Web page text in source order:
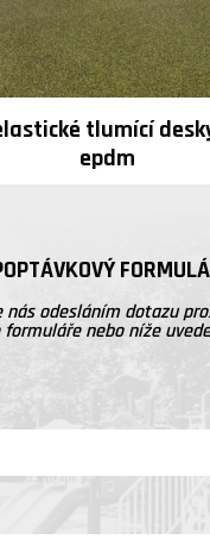
tlumící
epdm
odesláním dotazu
nebo níže